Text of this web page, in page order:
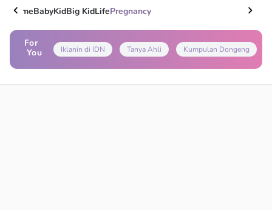
HomeBabyKidBig KidLifePregnancy
For
You
Iklanin di IDN Tanya Ahli Kumpulan Dongeng